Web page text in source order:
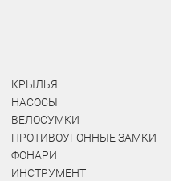
КРЫЛЬЯ
НАСОСЫ
ВЕЛОСУМКИ
ПРОТИВОУГОННЫЕ ЗАМКИ
ФОНАРИ
ИНСТРУМЕНТ